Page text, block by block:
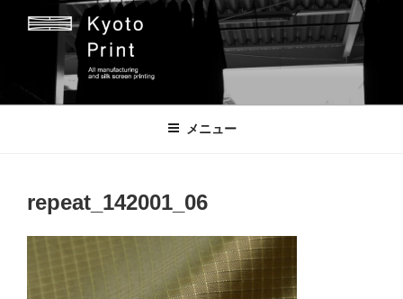
京都プリント
京都市のオリジナルプリント会社
メニュー
repeat_142001_06